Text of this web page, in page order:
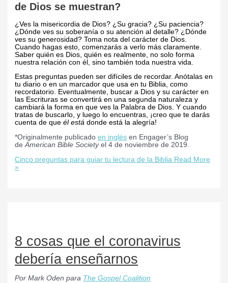
de Dios se muestran?
¿Ves la misericordia de Dios? ¿Su gracia? ¿Su paciencia?
¿Dónde ves su soberanía o su atención al detalle? ¿Dónde
ves su generosidad? Toma nota del carácter de Dios.
Cuando hagas esto, comenzarás a verlo más claramente.
Saber quién es Dios, quién es realmente, no solo forma
nuestra relación con él, sino también toda nuestra vida.
Estas preguntas pueden ser difíciles de recordar. Anótalas en
tu diario o en un marcador que usa en tu Biblia, como
recordatorio. Eventualmente, buscar a Dios y su carácter en
las Escrituras se convertirá en una segunda naturaleza y
cambiará la forma en que ves la Palabra de Dios. Y cuando
tratas de buscarlo, y luego lo encuentras, ¡creo que te darás
cuenta de queél está donde está la alegría!
*Originalmente publicadoen inglés en Engager’s Blog
deAmerican Bible Societyel 4 de noviembre de 2019.
Cinco preguntas para guiar tu lectura de la Biblia Read More
»
8 cosas que el coronavirus
debería enseñarnos
Por Mark Oden para The Gospel Coalition